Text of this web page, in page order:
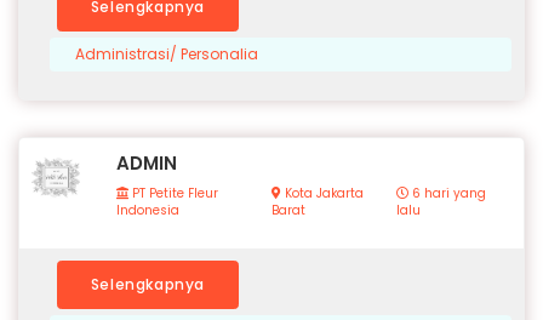
Selengkapnya
Administrasi/ Personalia
ADMIN
PT Petite Fleur
Indonesia
Kota Jakarta
Barat
6 hari yang
lalu
Selengkapnya